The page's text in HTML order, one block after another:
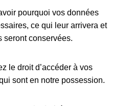
pourquoi vos données
ce qui leur arrivera et
seront conservées.
le droit d’accéder à vos
sont en notre possession.